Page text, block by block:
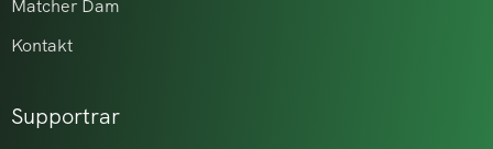
Matcher Dam
Kontakt
Supportrar